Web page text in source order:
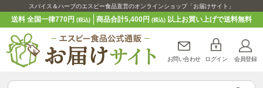
スパイス＆ハーブのエスビー食品直営のオンラインショップ「お届けサイト」
送料 全国一律770円(税込) 商品合計5,400円 (税込)以上お買い上げで送料無料
お問い合わせ ログイン 会員登録